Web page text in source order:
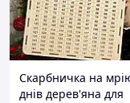
Скарбничка на
днів дерев'яна для